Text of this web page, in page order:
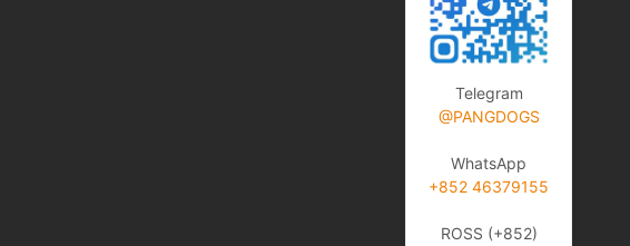
Telegram
@PANGDOGS
WhatsApp
+852 46379155
ROSS (+852)